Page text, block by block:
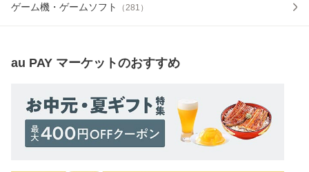
ゲーム機・ゲームソフト （281 ）
au PAY マーケットのおすすめ